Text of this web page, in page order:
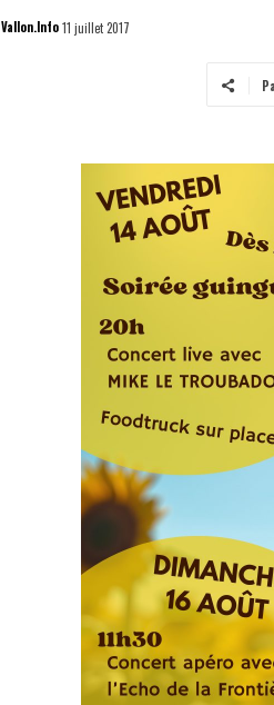
Vallon.Info11 juillet 2017